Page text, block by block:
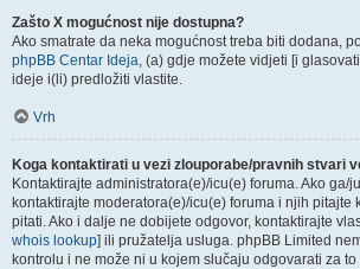
Zašto X mogućnost nije dostupna?
Ako smatrate da neka mogućnost treba biti dodana,
phpBB Centar Ideja, (a) gdje možete vidjeti [i
ideje i(li) predložiti vlastite.
Vrh
Koga kontaktirati u vezi zlouporabe/pravnih stvari
Kontaktirajte administratora(e)/icu(e) foruma. Ako ga/
kontaktirajte moderatora(e)/icu(e) foruma i njih pitajte
pitati. Ako i dalje ne dobijete odgovor, kontaktirajte
whois lookup] ili pružatelja usluga. phpBB Limited
kontrolu i ne može ni u kojem slučaju odgovarati za